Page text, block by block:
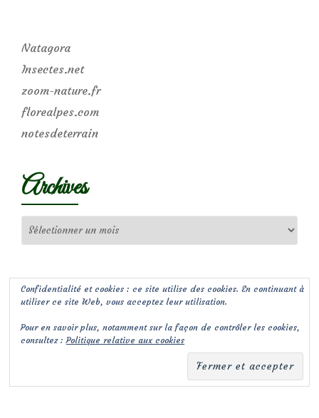
Natagora
Insectes.net
zoom-nature.fr
florealpes.com
notesdeterrain
Archives
Confidentialité et cookies : ce site utilise des cookies. En continuant à
utiliser ce site Web, vous acceptez leur utilisation.
Pour en savoir plus, notamment sur la façon de contrôler les cookies,
consultez :Politique relative aux cookies